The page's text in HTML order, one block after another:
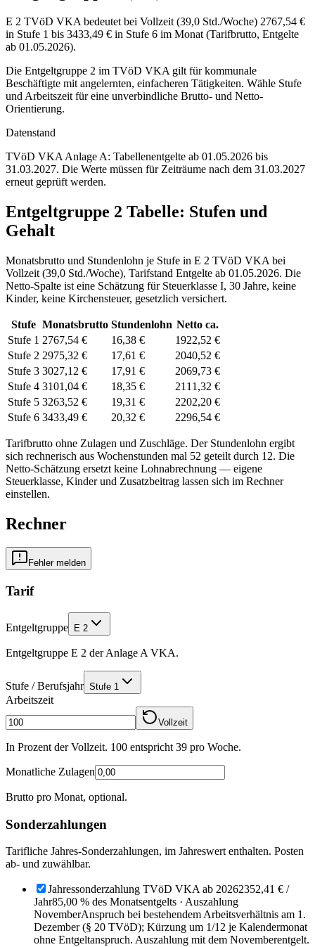
E 2 TVöD VKA bedeutet bei Vollzeit (39,0 Std./Woche) 2767,54 €
in Stufe 1 bis 3433,49 € in Stufe 6 im Monat (Tarifbrutto, Entgelte
ab 01.05.2026).
Die Entgeltgruppe 2 im TVöD VKA gilt für kommunale
Beschäftigte mit angelernten, einfacheren Tätigkeiten. Wähle Stufe
und Arbeitszeit für eine unverbindliche Brutto- und Netto-
Orientierung.
Datenstand
TVöD VKA Anlage A: Tabellenentgelte ab 01.05.2026 bis
31.03.2027. Die Werte müssen für Zeiträume nach dem 31.03.2027
erneut geprüft werden.
Entgeltgruppe 2 Tabelle: Stufen und
Gehalt
Monatsbrutto und Stundenlohn je Stufe in E 2 TVöD VKA bei
Vollzeit (39,0 Std./Woche), Tarifstand Entgelte ab 01.05.2026. Die
Netto-Spalte ist eine Schätzung für Steuerklasse I, 30 Jahre, keine
Kinder, keine Kirchensteuer, gesetzlich versichert.
Stufe Monatsbrutto Stundenlohn Netto ca.
Stufe 1 2767,54 € 16,38 €
1922,52 €
Stufe 2 2975,32 € 17,61 €
2040,52 €
Stufe 3 3027,12 € 17,91 €
2069,73 €
Stufe 4 3101,04 € 18,35 €
2111,32 €
Stufe 5 3263,52 € 19,31 €
2202,20 €
Stufe 6 3433,49 € 20,32 € 2296,54 €
Tarifbrutto ohne Zulagen und Zuschläge. Der Stundenlohn ergibt
sich rechnerisch aus Wochenstunden mal 52 geteilt durch 12. Die
Netto-Schätzung ersetzt keine Lohnabrechnung — eigene
Steuerklasse, Kinder und Zusatzbeitrag lassen sich im Rechner
einstellen.
Rechner
Fehler melden
Tarif
Entgeltgruppe E 2
Entgeltgruppe E 2 der Anlage A VKA.
Stufe / Berufsjahr Stufe 1
Arbeitszeit
Vollzeit
In Prozent der Vollzeit. 100 entspricht 39 pro Woche.
Monatliche Zulagen
Brutto pro Monat, optional.
Sonderzahlungen
Tarifliche Jahres-Sonderzahlungen, im Jahreswert enthalten. Posten
ab- und zuwählbar.
Jahressonderzahlung TVöD VKA ab 20262352,41 € /
Jahr85,00 % des Monatsentgelts · Auszahlung
NovemberAnspruch bei bestehendem Arbeitsverhältnis am 1.
Dezember (§ 20 TVöD); Kürzung um 1/12 je Kalendermonat
ohne Entgeltanspruch. Auszahlung mit dem Novemberentgelt.